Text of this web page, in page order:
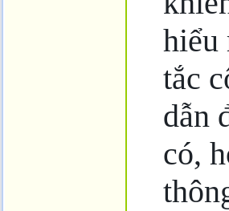
hiểu
tắc
dẫn
có,